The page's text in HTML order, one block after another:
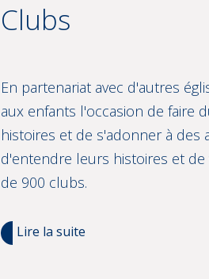
Clubs
En partenariat avec d'autres
aux enfants l'occasion de faire
histoires et de s'adonner à des
d'entendre leurs histoires et
de 900 clubs.
Lire la suite